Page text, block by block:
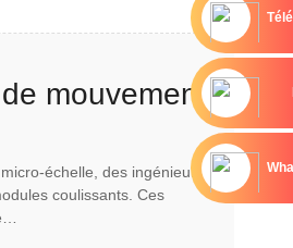
mouvement
coulissants
échelle, des ingénieurs
coulissants. Ces